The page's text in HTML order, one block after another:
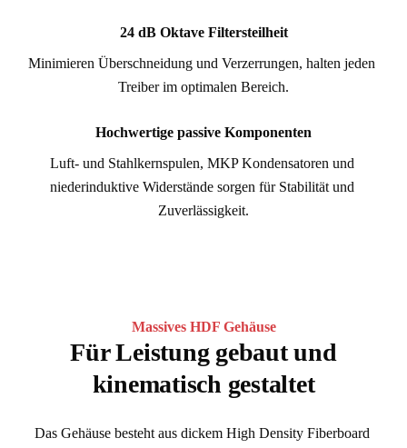
24 dB Oktave Filtersteilheit
Minimieren Überschneidung und Verzerrungen, halten jeden
Treiber im optimalen Bereich.
Hochwertige passive Komponenten
Luft- und Stahlkernspulen, MKP Kondensatoren und
niederinduktive Widerstände sorgen für Stabilität und
Zuverlässigkeit.
Massives HDF Gehäuse
Für Leistung gebaut und
kinematisch gestaltet
Das Gehäuse besteht aus dickem High Density Fiberboard